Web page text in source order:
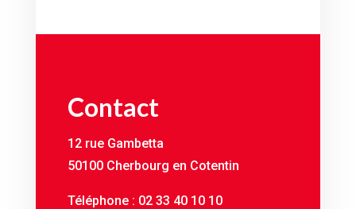
Contact
12 rue Gambetta
50100 Cherbourg en Cotentin
Téléphone : 02 33 40 10 10